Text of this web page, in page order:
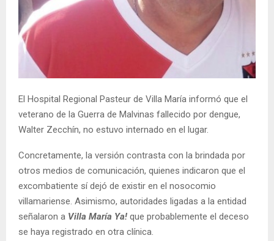
El Hospital Regional Pasteur de Villa María informó que el
veterano de la Guerra de Malvinas fallecido por dengue,
Walter Zecchín, no estuvo internado en el lugar.
Concretamente, la versión contrasta con la brindada por
otros medios de comunicación, quienes indicaron que el
excombatiente sí dejó de existir en el nosocomio
villamariense. Asimismo, autoridades ligadas a la entidad
señalaron a Villa María Ya! que probablemente el deceso
se haya registrado en otra clínica.